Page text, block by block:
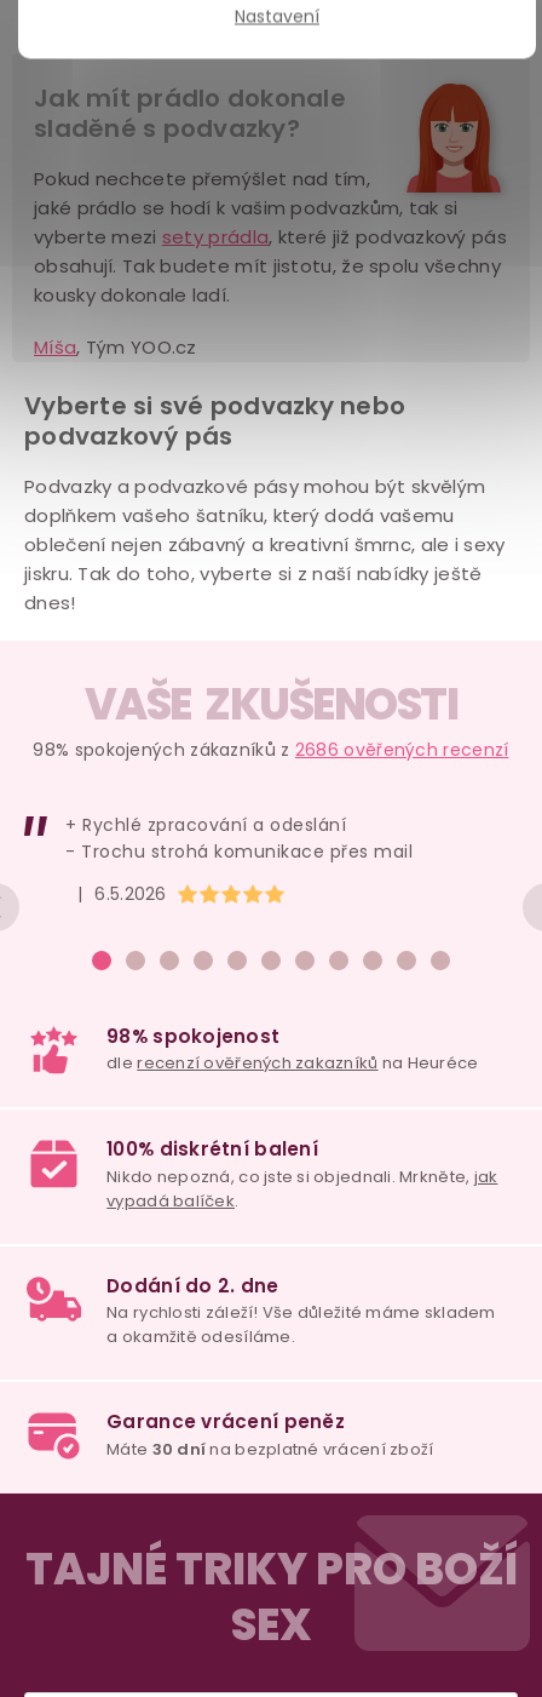
Nastavení
Jak mít prádlo dokonale
sladěné s podvazky?
Pokud nechcete přemýšlet nad tím,
jaké prádlo se hodí k vašim podvazkům, tak si
vyberte mezi sety prádla, které již podvazkový pás
obsahují. Tak budete mít jistotu, že spolu všechny
kousky dokonale ladí.
Míša, Tým YOO.cz
Vyberte si své podvazky nebo
podvazkový pás
Podvazky a podvazkové pásy mohou být skvělým
doplňkem vašeho šatníku, který dodá vašemu
oblečení nejen zábavný a kreativní šmrnc, ale i sexy
jiskru. Tak do toho, vyberte si z naší nabídky ještě
dnes!
VAŠE ZKUŠENOSTI
98% spokojených zákazníků z 2686 ověřených recenzí
Hodnocení obchodu je 5 z 5 hvězdiček.
| 6.5.2026
+ Rychlé zpracování a odeslání
- Trochu strohá komunikace přes mail
TAJNÉ TRIKY PRO BOŽÍ
SEX